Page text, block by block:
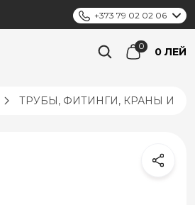
+373 79 02 02 06
0 ЛЕЙ
ТРУБЫ, ФИТИНГИ, КРАНЫ И